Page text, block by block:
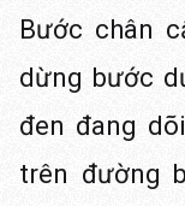
Bước chân
dừng bước
đen đang
trên đường